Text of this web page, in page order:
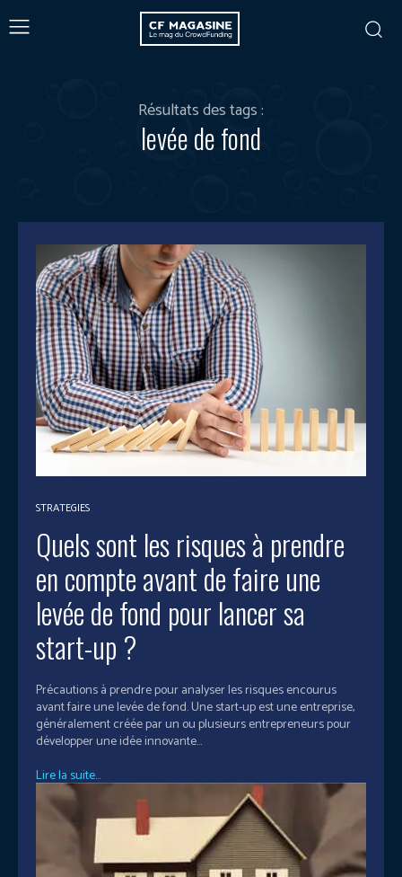
Résultats des tags :
levée de fond
STRATEGIES
Quels sont les risques à prendre
en compte avant de faire une
levée de fond pour lancer sa
start-up ?
Précautions à prendre pour analyser les risques encourus
avant faire une levée de fond. Une start-up est une entreprise,
généralement créée par un ou plusieurs entrepreneurs pour
développer une idée innovante...
Lire la suite...